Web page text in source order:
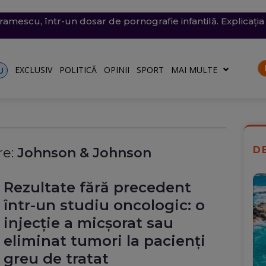
de energie, fără efect: Miercuri, la momentul
exploziv a perturbat traficul pe aeroportul Leipzig, un
către Ucraina. Rusia, principalul suspect
într-un dosar de pornografie infantilă.
în dreptul unei plaje din Mamaia (Video). Aparatul
lui Nicușor Dan, și-a publicat declarațiile de avere
are la Dacia
EXCLUSIV POLITICĂ OPINII SPORT MAI MULTE
Johnson & Johnson
Rezultate fără precedent
într-un studiu oncologic: o
injecție a micșorat sau
eliminat tumori la pacienți
greu de tratat